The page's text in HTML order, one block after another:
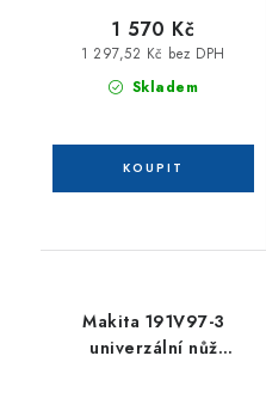
Skladem
1 297,52 Kč bez DPH
1 570 Kč
Makita 191V97-3
univerzální nůž